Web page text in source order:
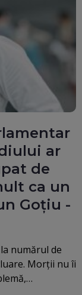
ar
de
ca un
Goțiu -
numărul de
Morții nu îi